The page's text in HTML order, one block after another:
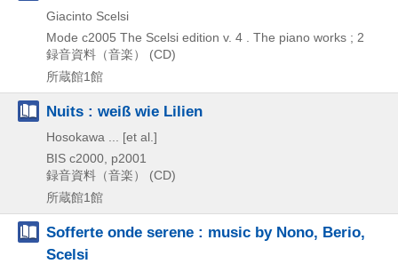
Giacinto Scelsi
Mode c2005 The Scelsi edition v. 4 . The piano works ; 2
録音資料（音楽） (CD)
所蔵館1館
Nuits : weiß wie Lilien
Hosokawa ... [et al.]
BIS c2000, p2001
録音資料（音楽） (CD)
所蔵館1館
Sofferte onde serene : music by Nono, Berio,
Scelsi